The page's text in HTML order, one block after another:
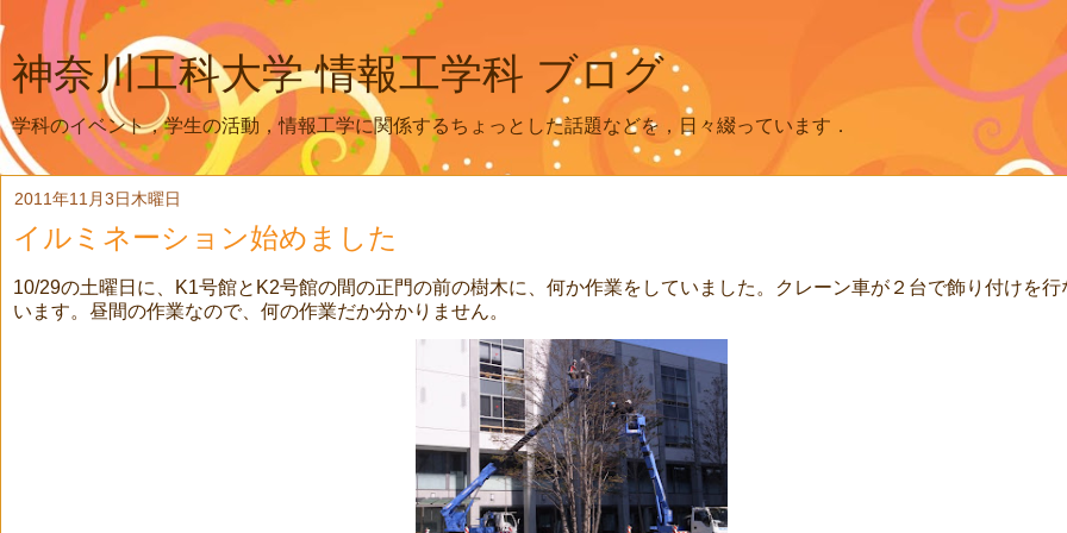
神奈川工科大学 情報工学科 ブログ
学科のイベント，学生の活動，情報工学に関係するちょっとした話題などを，日々綴っています．
2011年11月3日木曜日
イルミネーション始めました
10/29の土曜日に、K1号館とK2号館の間の正門の前の樹木に、何か作業をしていました。クレーン車が２台で飾り付けを行
います。昼間の作業なので、何の作業だか分かりません。